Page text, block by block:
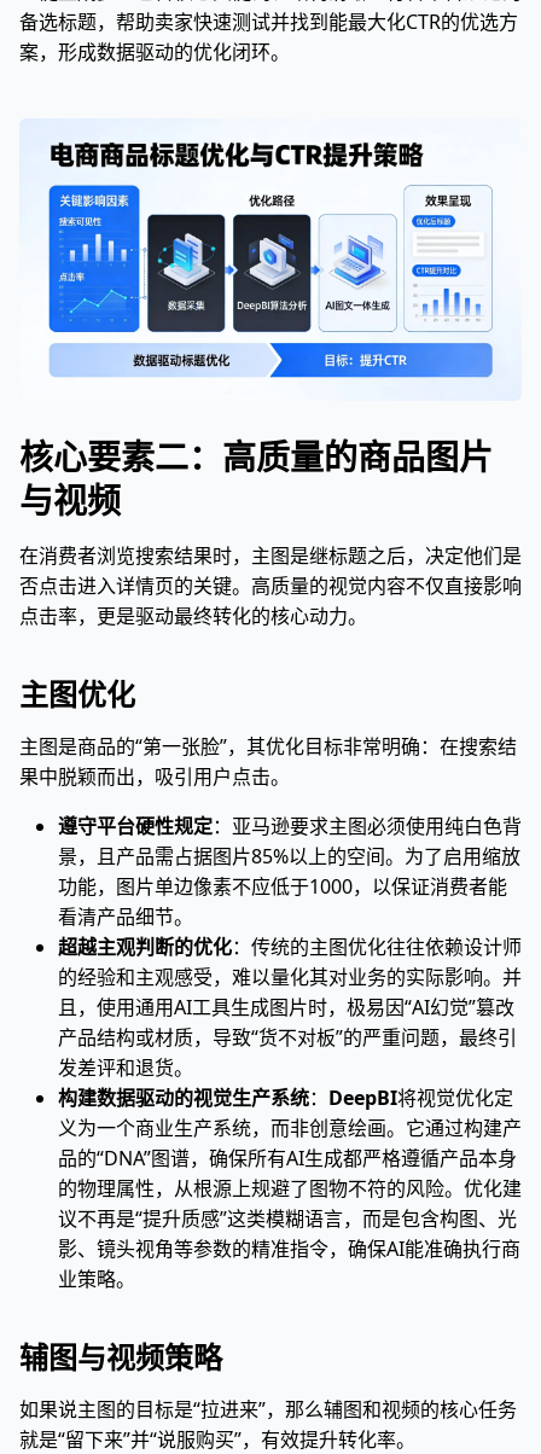
备选标题，帮助卖家快速测试并找到能最大化CTR的优选方
案，形成数据驱动的优化闭环。
核心要素二：高质量的商品图片
与视频
在消费者浏览搜索结果时，主图是继标题之后，决定他们是
否点击进入详情页的关键。高质量的视觉内容不仅直接影响
点击率，更是驱动最终转化的核心动力。
主图优化
主图是商品的“第一张脸”，其优化目标非常明确：在搜索结
果中脱颖而出，吸引用户点击。
遵守平台硬性规定：亚马逊要求主图必须使用纯白色背
景，且产品需占据图片85%以上的空间。为了启用缩放
功能，图片单边像素不应低于1000，以保证消费者能
看清产品细节。
超越主观判断的优化：传统的主图优化往往依赖设计师
的经验和主观感受，难以量化其对业务的实际影响。并
且，使用通用AI工具生成图片时，极易因“AI幻觉”篡改
产品结构或材质，导致“货不对板”的严重问题，最终引
发差评和退货。
构建数据驱动的视觉生产系统： DeepBI将视觉优化定
义为一个商业生产系统，而非创意绘画。它通过构建产
品的“DNA”图谱，确保所有AI生成都严格遵循产品本身
的物理属性，从根源上规避了图物不符的风险。优化建
议不再是“提升质感”这类模糊语言，而是包含构图、光
影、镜头视角等参数的精准指令，确保AI能准确执行商
业策略。
辅图与视频策略
如果说主图的目标是“拉进来”，那么辅图和视频的核心任务
就是“留下来”并“说服购买”，有效提升转化率。